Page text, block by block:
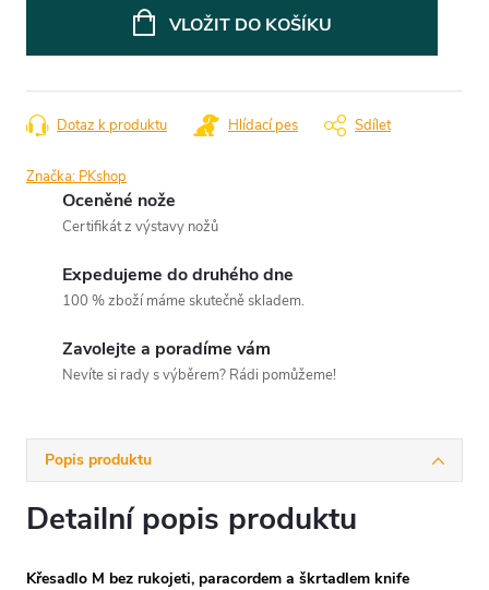
VLOŽIT DO KOŠÍKU
Dotaz k produktu Hlídací pes Sdílet
Značka: PKshop
Oceněné nože
Certifikát z výstavy nožů
Expedujeme do druhého dne
100 % zboží máme skutečně skladem.
Zavolejte a poradíme vám
Nevíte si rady s výběrem? Rádi pomůžeme!
Popis produktu
Detailní popis produktu
Křesadlo M bez rukojeti, paracordem a škrtadlem knife